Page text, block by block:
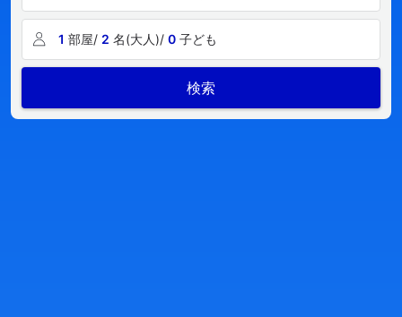
1 部屋/ 2 名(大人)/ 0 子ども
検索